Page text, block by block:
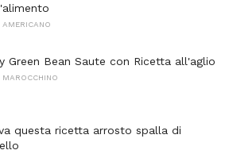
AMERICANO
Green Bean Saute con Ricetta all'aglio
MAROCCHINO
questa ricetta arrosto spalla di